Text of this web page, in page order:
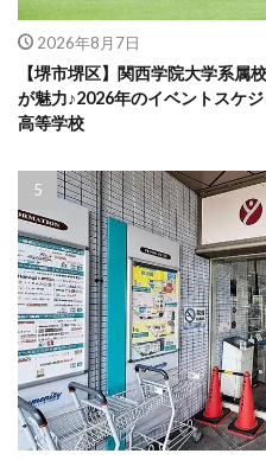
2026年8月7日
【堺市堺区】関西学院大学系属
が魅力♪2026年のイベントスケ
高等学校